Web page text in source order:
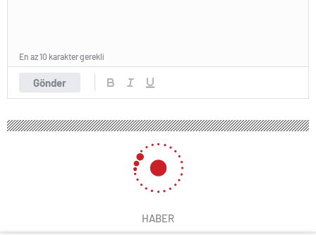
Gönder
En az 10 karakter gerekli
HABER